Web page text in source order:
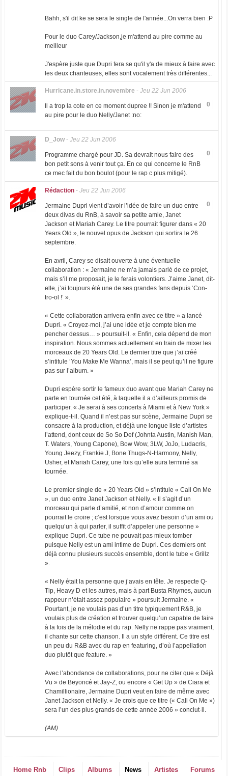
Bahh, s'il dit ke se sera le single de l'année...On verra bien :P
Pour le duo Carey/Jackson,je m'attend au pire comme au
meilleur
J'espère juste que Dupri fera se qu'il y'a de mieux à faire avec
les deux chanteuses, elles sont vocalement très différentes...
Hurricane.in.store.in.novembre - Jeu 22 Jun 2006
0
Il a trop la cote en ce moment dupree !! Sinon je m'attend
au pire pour le duo Nelly/Janet :no:
D_Jow- Jeu 22 Jun 2006
0
Programme chargé pour JD. Sa devrait nous faire des
bon petit sons à venir tout ça. En ce qui concerne le RnB
ce mec fait du bon boulot (pour le rap c plus mitigé).
Rédaction- Jeu 22 Jun 2006
0
Jermaine Dupri vient d’avoir l’idée de faire un duo entre
deux divas du RnB, à savoir sa petite amie, Janet
Jackson et Mariah Carey. Le titre pourrait figurer dans « 20
Years Old », le nouvel opus de Jackson qui sortira le 26
septembre.
En avril, Carey se disait ouverte à une éventuelle
collaboration : « Jermaine ne m’a jamais parlé de ce projet,
mais s’il me proposait, je le ferais volontiers. J’aime Janet, dit-
elle, j’ai toujours été une de ses grandes fans depuis ‘Con-
tro-ol !’ ».
« Cette collaboration arrivera enfin avec ce titre » a lancé
Dupri. « Croyez-moi, j’ai une idée et je compte bien me
pencher dessus… » poursuit-il. « Enfin, cela dépend de mon
inspiration. Nous sommes actuellement en train de mixer les
morceaux de 20 Years Old. Le dernier titre que j’ai créé
s’intitule ‘You Make Me Wanna’, mais il se peut qu’il ne figure
pas sur l’album. »
Dupri espère sortir le fameux duo avant que Mariah Carey ne
parte en tournée cet été, à laquelle il a d’ailleurs promis de
participer. « Je serai à ses concerts à Miami et à New York »
explique-t-il. Quand il n’est pas sur scène, Jermaine Dupri se
consacre à la production, et déjà une longue liste d’artistes
l’attend, dont ceux de So So Def (Johnta Austin, Manish Man,
T. Waters, Young Capone), Bow Wow, 3LW, JoJo, Ludacris,
Young Jeezy, Frankie J, Bone Thugs-N-Harmony, Nelly,
Usher, et Mariah Carey, une fois qu’elle aura terminé sa
tournée.
Le premier single de « 20 Years Old » s’intitule « Call On Me
», un duo entre Janet Jackson et Nelly. « Il s’agit d’un
morceau qui parle d’amitié, et non d’amour comme on
pourrait le croire ; c’est lorsque vous avez besoin d’un ami ou
quelqu’un à qui parler, il suffit d’appeler une personne »
explique Dupri. Ce tube ne pouvait pas mieux tomber
puisque Nelly est un ami intime de Dupri. Ces derniers ont
déjà connu plusieurs succès ensemble, dont le tube « Grillz
».
« Nelly était la personne que j’avais en tête. Je respecte Q-
Tip, Heavy D et les autres, mais à part Busta Rhymes, aucun
rappeur n’était assez populaire » poursuit Jermaine. «
Pourtant, je ne voulais pas d’un titre typiquement R&B, je
voulais plus de création et trouver quelqu’un capable de faire
à la fois de la mélodie et du rap. Nelly ne rappe pas vraiment,
il chante sur cette chanson. Il a un style différent. Ce titre est
un peu du R&B avec du rap en featuring, d’où l’appellation
duo plutôt que feature. »
Avec l’abondance de collaborations, pour ne citer que « Déjà
Vu » de Beyoncé et Jay-Z, ou encore « Get Up » de Ciara et
Chamillionaire, Jermaine Dupri veut en faire de même avec
Janet Jackson et Nelly. « Je crois que ce titre (« Call On Me »)
sera l’un des plus grands de cette année 2006 » conclut-il.
(AM)
Home Rnb Clips Albums News Artistes Forums